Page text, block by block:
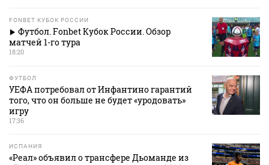
FONBET КУБОК РОССИИ
Футбол. Fonbet Кубок России. Обзор
матчей 1-го тура
18:20
ФУТБОЛ
УЕФА потребовал от Инфантино гарантий
того, что он больше не будет «уродовать»
игру
17:36
ИСПАНИЯ
«Реал» объявил о трансфере Дьоманде из